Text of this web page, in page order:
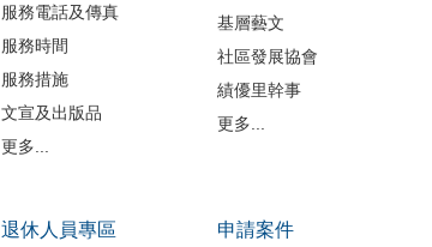
服務電話及傳真
服務時間
服務措施
文宣及出版品
更多...
基層藝文
社區發展協會
績優里幹事
更多...
退休人員專區 申請案件